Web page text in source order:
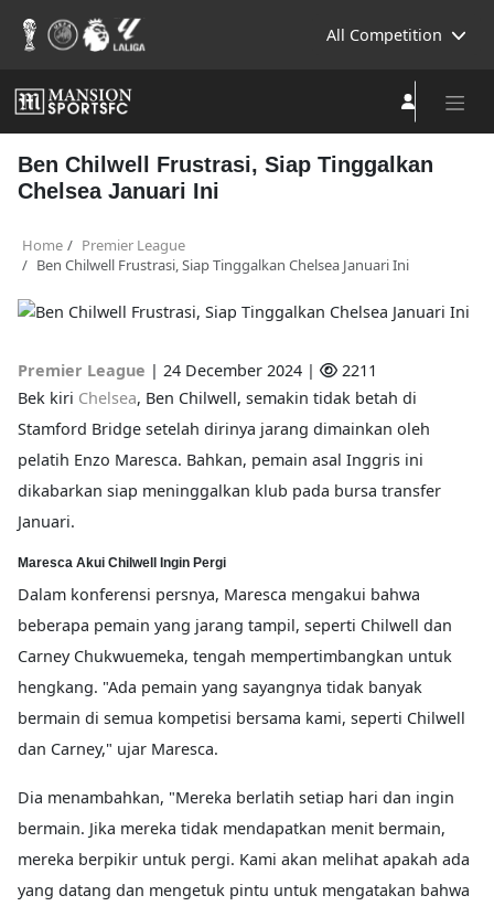
All Competition
Ben Chilwell Frustrasi, Siap Tinggalkan
Chelsea Januari Ini
Home
Premier League
Ben Chilwell Frustrasi, Siap Tinggalkan Chelsea Januari Ini
Premier League | 24 December 2024 |
2211
Bek kiri Chelsea, Ben Chilwell, semakin tidak betah di
Stamford Bridge setelah dirinya jarang dimainkan oleh
pelatih Enzo Maresca. Bahkan, pemain asal Inggris ini
dikabarkan siap meninggalkan klub pada bursa transfer
Januari.
Maresca Akui Chilwell Ingin Pergi
Dalam konferensi persnya, Maresca mengakui bahwa
beberapa pemain yang jarang tampil, seperti Chilwell dan
Carney Chukwuemeka, tengah mempertimbangkan untuk
hengkang. "Ada pemain yang sayangnya tidak banyak
bermain di semua kompetisi bersama kami, seperti Chilwell
dan Carney," ujar Maresca.
Dia menambahkan, "Mereka berlatih setiap hari dan ingin
bermain. Jika mereka tidak mendapatkan menit bermain,
mereka berpikir untuk pergi. Kami akan melihat apakah ada
yang datang dan mengetuk pintu untuk mengatakan bahwa